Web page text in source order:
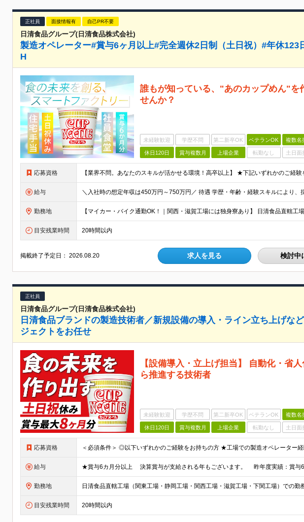
正社員 面接情報有 自己PR不要
日清食品グループ(日清食品株式会社)
製造オペレーター#賞与6ヶ月以上#完全週休2日制（土日祝）#年休123
H
誰もが知っている、"あのカップめん"を
せんか？
未経験歓迎 学歴不問 第二新卒OK ベテランOK 複数名
休日120日 賞与複数月 上場企業 転勤なし 土日面
応募資格
給与
勤務地
目安残業時間 20時間以内
掲載終了予定日：2026.08.20 求人を見る 検討中
正社員
日清食品グループ(日清食品株式会社)
日清食品ブランドの製造技術者／新規設備の導入・ライン立ち上げな
ジェクトをお任せ
【設備導入・立上げ担当】 自動化・省
ら推進する技術者
未経験歓迎 学歴不問 第二新卒OK ベテランOK 複数名
休日120日 賞与複数月 上場企業 転勤なし 土日面
応募資格
給与
勤務地
目安残業時間 20時間以内